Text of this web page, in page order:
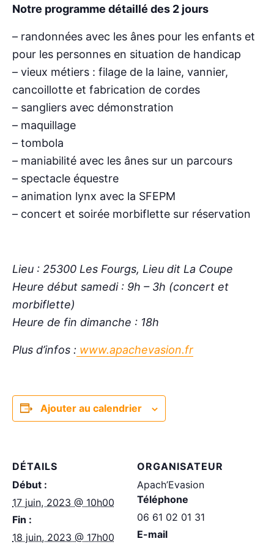
Notre programme détaillé des 2 jours
– randonnées avec les ânes pour les enfants et
pour les personnes en situation de handicap
– vieux métiers : filage de la laine, vannier,
cancoillotte et fabrication de cordes
– sangliers avec démonstration
– maquillage
– tombola
– maniabilité avec les ânes sur un parcours
– spectacle équestre
– animation lynx avec la SFEPM
– concert et soirée morbiflette sur réservation
Lieu : 25300 Les Fourgs, Lieu dit La Coupe
Heure début samedi : 9h – 3h (concert et
morbiflette)
Heure de fin dimanche : 18h
Plus d’infos : www.apachevasion.fr
Ajouter au calendrier
DÉTAILS
Début :
17 juin, 2023 @ 10h00
Fin :
18 juin, 2023 @ 17h00
ORGANISATEUR
Apach’Evasion
Téléphone
06 61 02 01 31
E-mail